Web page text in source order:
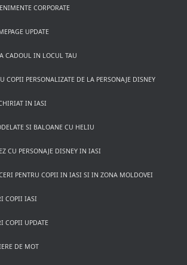
CORPORATE
UPDATE
CADOUL IN LOCUL TAU
COPII PERSONALIZATE DE LA PERSONAJE DISNEY
IN IASI
SI BALOANE CU HELIU
CU PERSONAJE DISNEY IN IASI
PENTRU COPII IN IASI SI IN ZONA MOLDOVEI
COPII IASI
COPII UPDATE
DE MOT